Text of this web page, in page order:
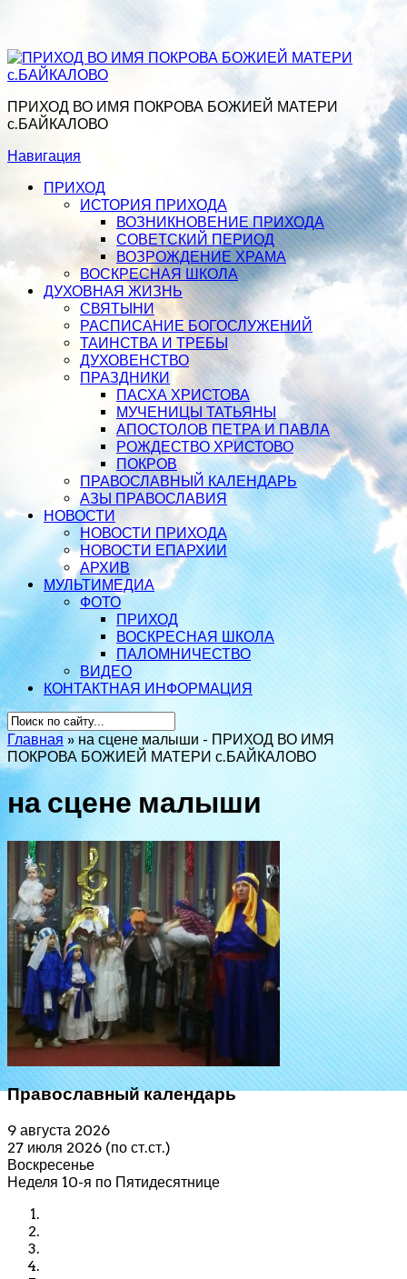
ПРИХОД ВО ИМЯ ПОКРОВА БОЖИЕЙ МАТЕРИ
с.БАЙКАЛОВО
Навигация
ПРИХОД
ИСТОРИЯ ПРИХОДА
ВОЗНИКНОВЕНИЕ ПРИХОДА
СОВЕТСКИЙ ПЕРИОД
ВОЗРОЖДЕНИЕ ХРАМА
ВОСКРЕСНАЯ ШКОЛА
ДУХОВНАЯ ЖИЗНЬ
СВЯТЫНИ
РАСПИСАНИЕ БОГОСЛУЖЕНИЙ
ТАИНСТВА И ТРЕБЫ
ДУХОВЕНСТВО
ПРАЗДНИКИ
ПАСХА ХРИСТОВА
МУЧЕНИЦЫ ТАТЬЯНЫ
АПОСТОЛОВ ПЕТРА И ПАВЛА
РОЖДЕСТВО ХРИСТОВО
ПОКРОВ
ПРАВОСЛАВНЫЙ КАЛЕНДАРЬ
АЗЫ ПРАВОСЛАВИЯ
НОВОСТИ
НОВОСТИ ПРИХОДА
НОВОСТИ ЕПАРХИИ
АРХИВ
МУЛЬТИМЕДИА
ФОТО
ПРИХОД
ВОСКРЕСНАЯ ШКОЛА
ПАЛОМНИЧЕСТВО
ВИДЕО
КОНТАКТНАЯ ИНФОРМАЦИЯ
Главная »на сцене малыши - ПРИХОД ВО ИМЯ
ПОКРОВА БОЖИЕЙ МАТЕРИ с.БАЙКАЛОВО
на сцене малыши
Православный календарь
9 августа 2026
27 июля 2026 (по ст.ст.)
Воскресенье
Неделя 10-я по Пятидесятнице